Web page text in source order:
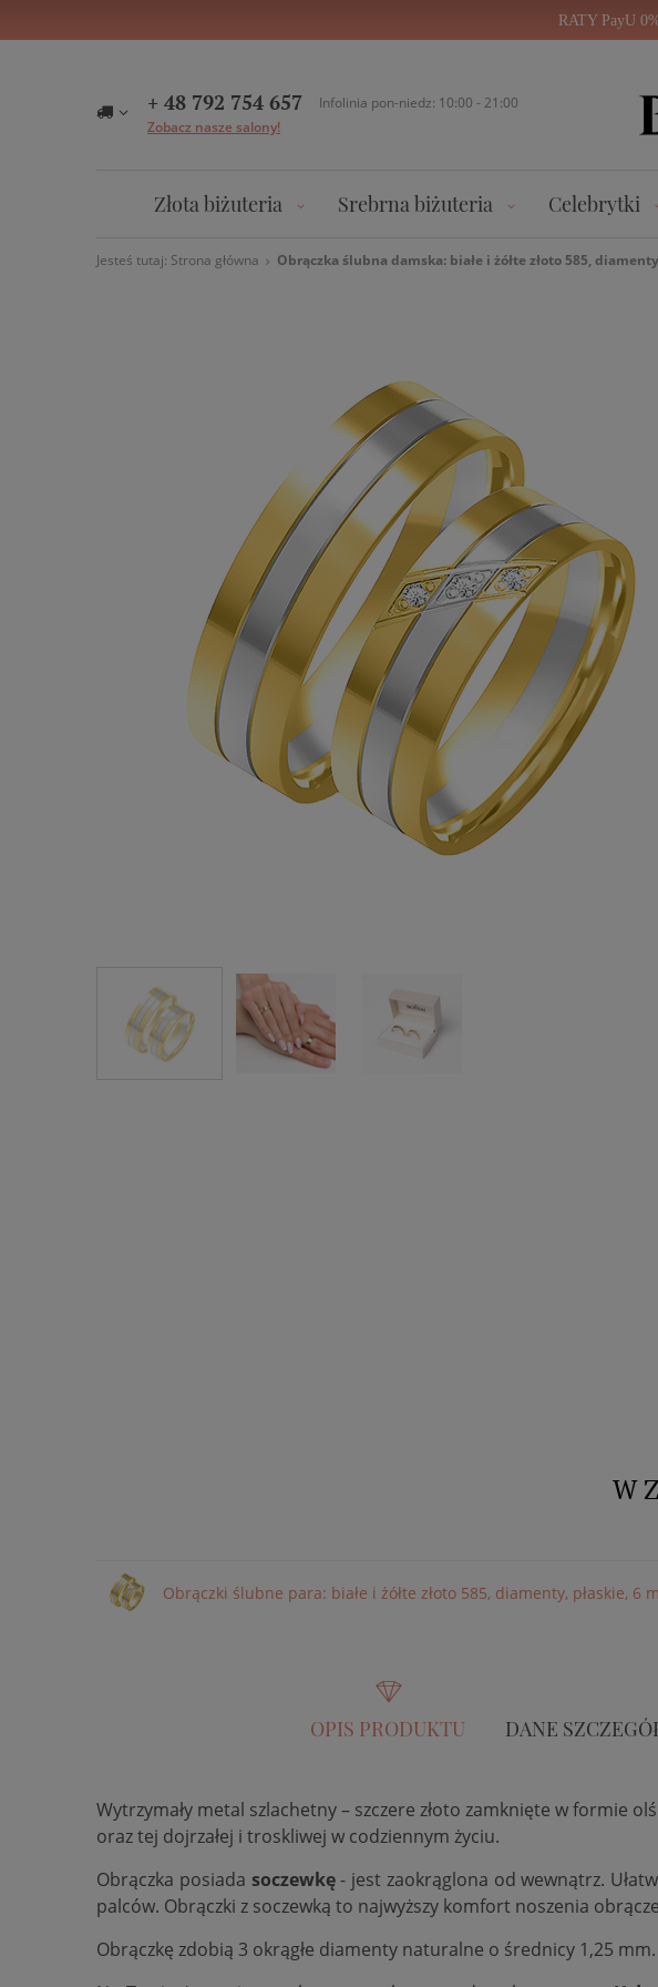
RATY PayU
+ 48 792 754 657
Infolinia pon-niedz: 10:00 - 21:00
Zobacz nasze salony!
Złota biżuteria Srebrna biżuteria Celebrytki
Jesteś tutaj: Strona główna Obrączka ślubna damska: białe i żółte złoto 585,
W
Obrączki ślubne para: białe i żółte złoto 585, diamenty, płaskie, 6
OPIS PRODUKTU DANE
Wytrzymały metal szlachetny – szczere złoto zamknięte w formie
oraz tej dojrzałej i troskliwej w codziennym życiu.
Obrączka posiada soczewkę- jest zaokrąglona od wewnątrz.
palców. Obrączki z soczewką to najwyższy komfort noszenia
Obrączkę zdobią 3 okrągłe diamenty naturalne o średnicy 1,25 mm.